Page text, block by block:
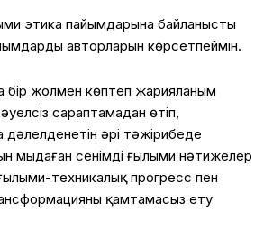
этика пайымдарына байланысты
авторларын көрсетпеймін.
бір жолмен көптеп жарияланым
сараптамадан өтіп,
дәлелденетін әрі тәжірибеде
мыңдаған сенімді ғылыми нәтижелер
техникалық прогресс пен
қамтамасыз ету